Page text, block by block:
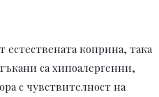
коприна, така
са хипоалергенни,
с чувствителност на